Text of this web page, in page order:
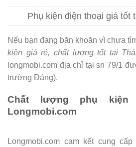
Phụ kiện điện thoại giá tốt
Nếu bạn đang băn khoăn vì chưa
kiện giá rẻ, chất lượng tốt tại
longmobi.com địa chỉ tại sn 79/1
trường Đảng).
Chất lượng phụ kiện
Longmobi.com
Longmobi.com cam kết cung cấp